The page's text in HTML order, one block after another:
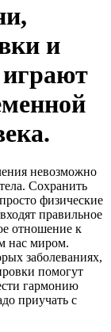
и
невозможно
Сохранить
физические
правильное
отношение к
нас миром.
заболеваниях,
помогут
гармонию
приучать с